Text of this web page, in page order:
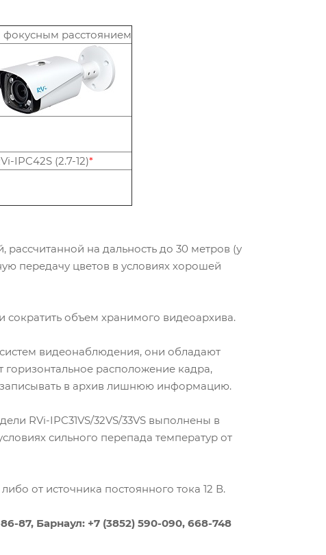
расстоянием
IPC42S (2.7-12)*
на дальность до 30 метров (у
передачу цветов в условиях хорошей
сократить объем хранимого видеоархива.
видеонаблюдения, они обладают
расположение кадра,
записывать в архив лишнюю информацию.
RVi-IPC31VS/32VS/33VS выполнены в
сильного перепада температур от
от источника постоянного тока 12 В.
87, Барнаул: +7 (3852) 590-090, 668-748